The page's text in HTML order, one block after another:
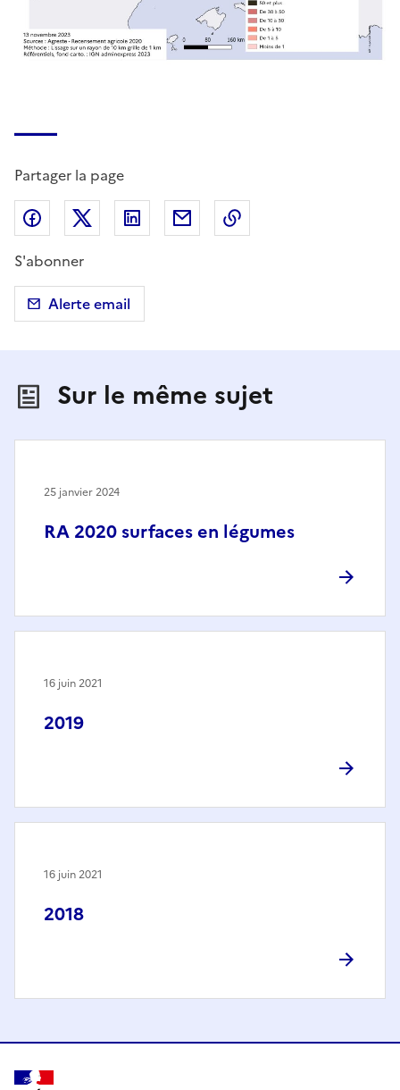
Partager la page
Partager sur Facebook
Partager sur X (anciennement Twitter)
Partager sur LinkedIn
Partager par email
S'abonner
Alerte email
Sur le même sujet
RA 2020 surfaces en légumes
25 janvier 2024
2019
16 juin 2021
2018
16 juin 2021